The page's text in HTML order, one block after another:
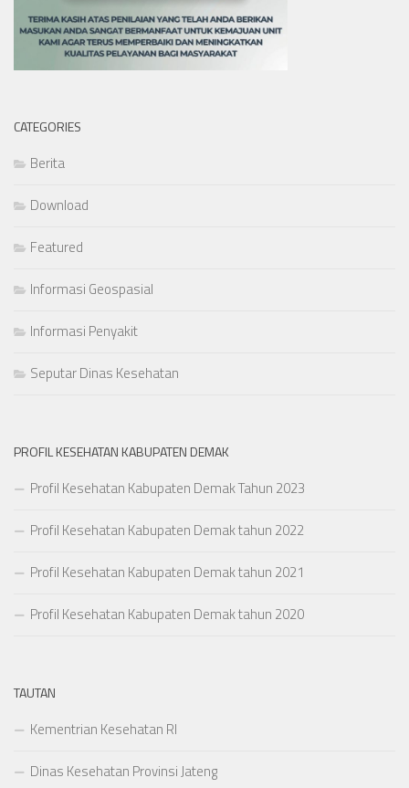
CATEGORIES
Berita
Download
Featured
Informasi Geospasial
Informasi Penyakit
Seputar Dinas Kesehatan
PROFIL KESEHATAN KABUPATEN DEMAK
Profil Kesehatan Kabupaten Demak Tahun 2023
Profil Kesehatan Kabupaten Demak tahun 2022
Profil Kesehatan Kabupaten Demak tahun 2021
Profil Kesehatan Kabupaten Demak tahun 2020
TAUTAN
Kementrian Kesehatan RI
Dinas Kesehatan Provinsi Jateng